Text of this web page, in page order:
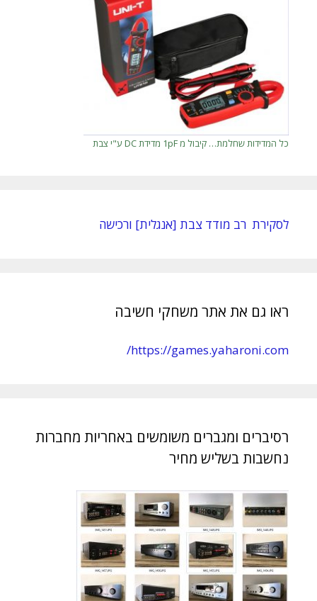
כל המדידות שחלמת… קיבול מ 1pF מדידת DC ע"י צבת
לסקירת רב מודד צבת [אנגלית] ורכישה
ראו גם את אתר משחקי חשיבה
https://games.yaharoni.com/
רסיברים ומגברים משומשים באחריות מחברות
נחשבות בשליש מחיר